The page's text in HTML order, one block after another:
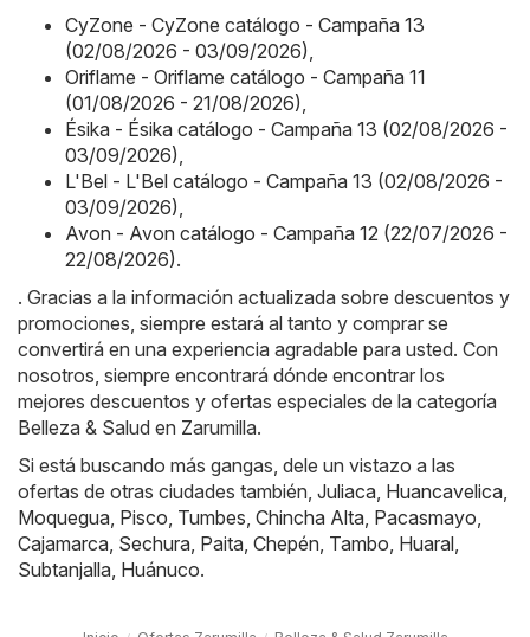
CyZone - CyZone catálogo - Campaña 13
(02/08/2026 - 03/09/2026)
Oriflame - Oriflame catálogo - Campaña 11
(01/08/2026 - 21/08/2026)
Ésika - Ésika catálogo - Campaña 13 (02/08/2026 -
03/09/2026)
L'Bel - L'Bel catálogo - Campaña 13 (02/08/2026 -
03/09/2026)
Avon - Avon catálogo - Campaña 12 (22/07/2026 -
22/08/2026).
. Gracias a la información actualizada sobre descuentos y
promociones, siempre estará al tanto y comprar se
convertirá en una experiencia agradable para usted. Con
nosotros, siempre encontrará dónde encontrar los
mejores descuentos y ofertas especiales de la categoría
Belleza & Salud en Zarumilla.
Si está buscando más gangas, dele un vistazo a las
ofertas de otras ciudades también, Juliaca Huancavelica
Moquegua Pisco Tumbes Chincha Alta Pacasmayo
Cajamarca Sechura Paita Chepén Tambo Huaral
Subtanjalla Huánuco.